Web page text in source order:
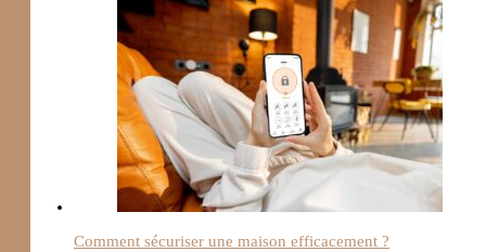
Comment sécuriser une maison efficacement ?